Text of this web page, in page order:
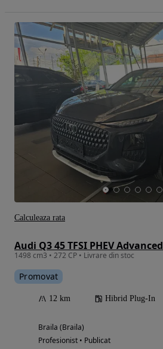
Audi Q3 45 TFSI PHEV Advanced
1498 cm3 • 272 CP • Livrare din stoc
Promovat
12 km Hibrid Plug-In
Braila (Braila)
Profesionist • Publicat
Calculeaza rata